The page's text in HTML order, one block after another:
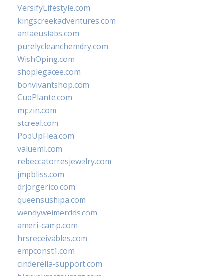
VersifyLifestyle.com
kingscreekadventures.com
antaeuslabs.com
purelycleanchemdry.com
WishOping.com
shoplegacee.com
bonvivantshop.com
CupPlante.com
mpzin.com
stcreal.com
PopUpFlea.com
valueml.com
rebeccatorresjewelry.com
jmpbliss.com
drjorgerico.com
queensushipa.com
wendyweimerdds.com
ameri-camp.com
hrsreceivables.com
empconst1.com
cinderella-support.com